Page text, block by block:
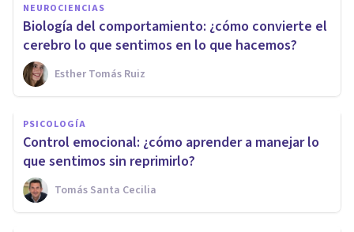
NEUROCIENCIAS
Biología del comportamiento: ¿cómo convierte el
cerebro lo que sentimos en lo que hacemos?
Esther Tomás Ruiz
PSICOLOGÍA
Control emocional: ¿cómo aprender a manejar lo
que sentimos sin reprimirlo?
Tomás Santa Cecilia